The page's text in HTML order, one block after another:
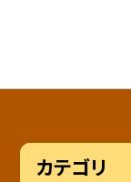
カテゴリ